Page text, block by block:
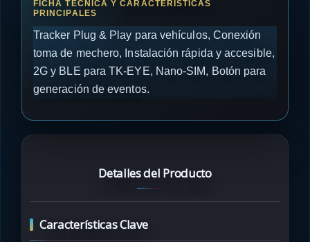
Tracker Plug & Play para vehículos, Conexión
toma de mechero, Instalación rápida y accesible,
2G y BLE para TK-EYE, Nano-SIM, Botón para
generación de eventos.
Detalles del Producto
Características Clave